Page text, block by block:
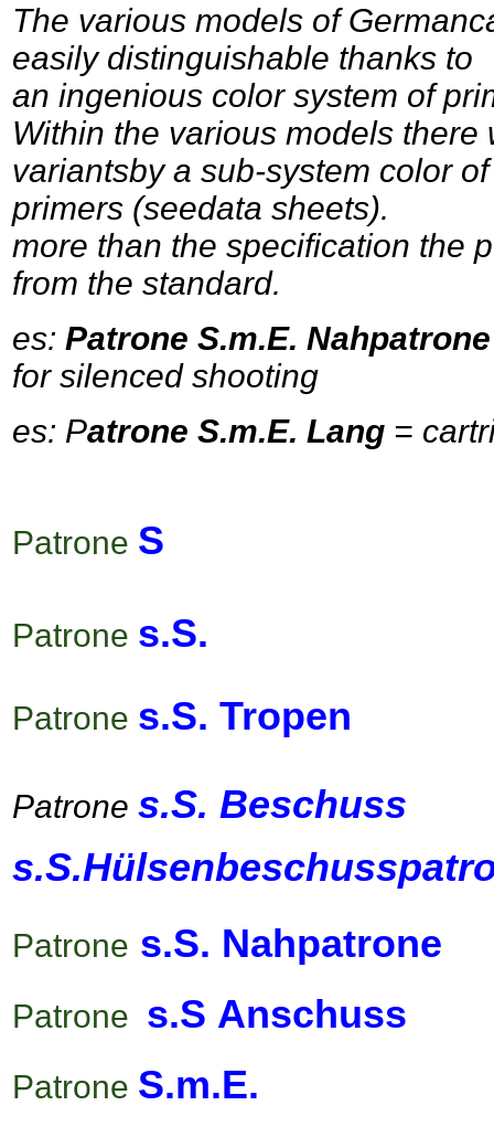
The various models ofGerman
easily distinguishable thanks to
an ingenious color system of
Within the various models there
variantsbya sub-system color
primers (seedata sheets).
more than the specification the
from the standard.
es: Patrone S.m.E. Nahpatrone
for silenced shooting
es: Patrone S.m.E. Lang =
Patrone S
Patrone s.S.
Patrone s.S. Tropen
Patrone s.S. Beschuss
s.S.Hülsenbeschuss
Patrone s.S. Nahpatrone
Patrone s.S Anschuss
Patrone S.m.E.